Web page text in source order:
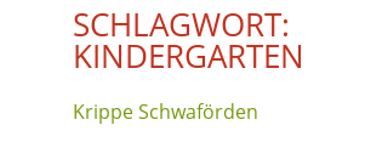
SCHLAGWORT:
KINDERGARTEN
Krippe Schwaförden